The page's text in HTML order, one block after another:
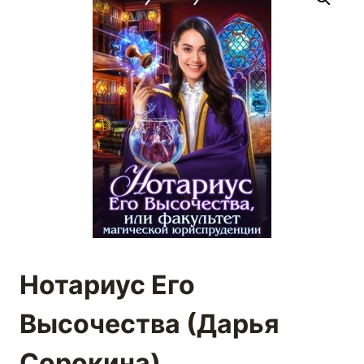
Нотариус Его
Высочества (Дарья